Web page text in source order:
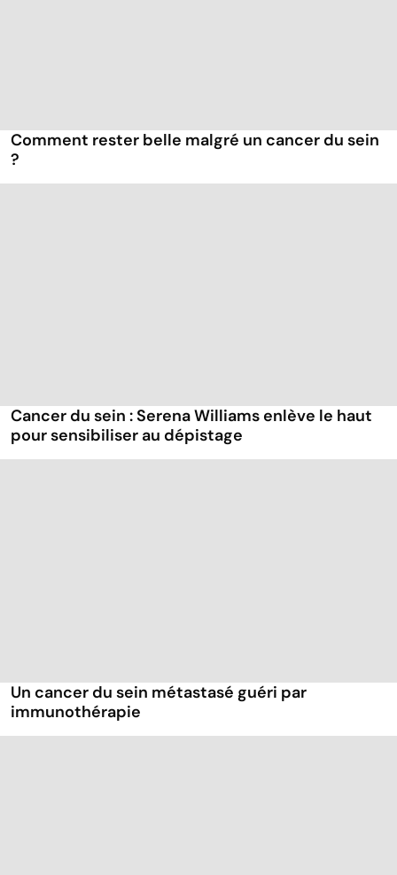
Comment rester belle malgré un cancer du sein
?
Cancer du sein : Serena Williams enlève le haut
pour sensibiliser au dépistage
Un cancer du sein métastasé guéri par
immunothérapie